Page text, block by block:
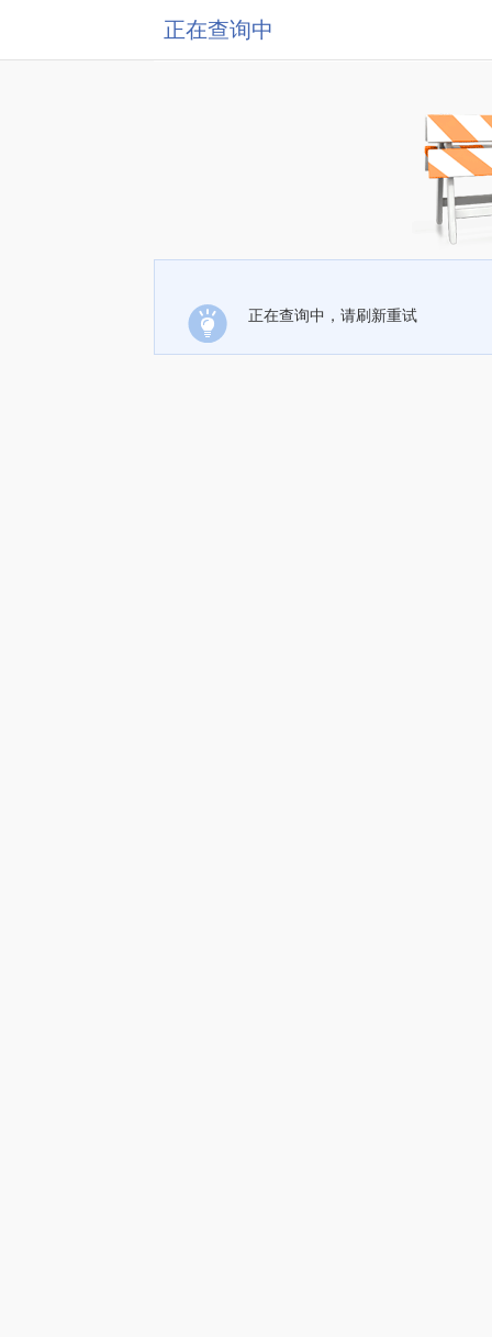
正在查询中
正在查询中，请刷新重试